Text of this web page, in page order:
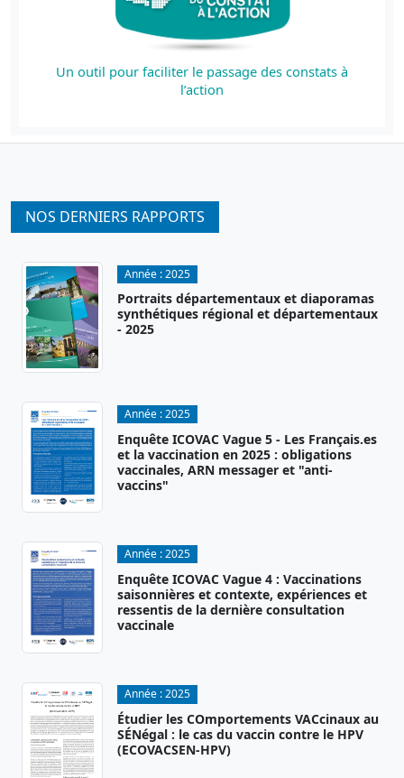
Un outil pour faciliter le passage des constats à
l’action
NOS DERNIERS RAPPORTS
Année :2025
Portraits départementaux et diaporamas
synthétiques régional et départementaux
- 2025
Année :2025
Enquête ICOVAC Vague 5 - Les Français.es
et la vaccination en 2025 : obligations
vaccinales, ARN messager et "anti-
vaccins"
Année :2025
Enquête ICOVAC Vague 4 : Vaccinations
saisonnières et contexte, expériences et
ressentis de la dernière consultation
vaccinale
Année :2025
Étudier les COmportements VACcinaux au
SÉNégal : le cas du vaccin contre le HPV
(ECOVACSEN-HPV)